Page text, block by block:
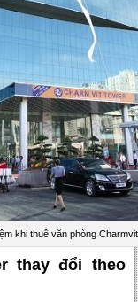
khi thuê văn phòng
thay đổi theo